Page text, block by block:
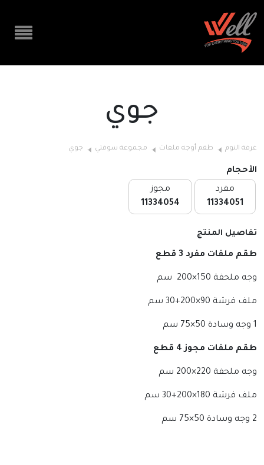
جوي
غرفة النوم طقم أوجه ملفات مجموعة سوفتي جوي
الأحجام
مفرد
11334051
مجوز
11334054
تفاصيل المنتج
طقم ملفات مفرد 3 قطع
وجه ملحفة 150×200 سم
ملف فرشة 90×200+30 سم
1 وجه وسادة 50×75 سم
طقم ملفات مجوز 4 قطع
وجه ملحفة 220×200 سم
ملف فرشة 180×200+30 سم
2 وجه وسادة 50×75 سم